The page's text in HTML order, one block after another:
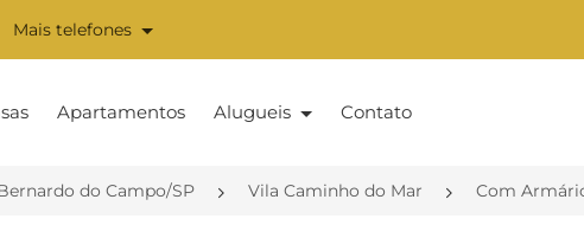
Mais telefones
Apartamentos Alugueis Contato
do Campo/SP Vila Caminho do Mar Com